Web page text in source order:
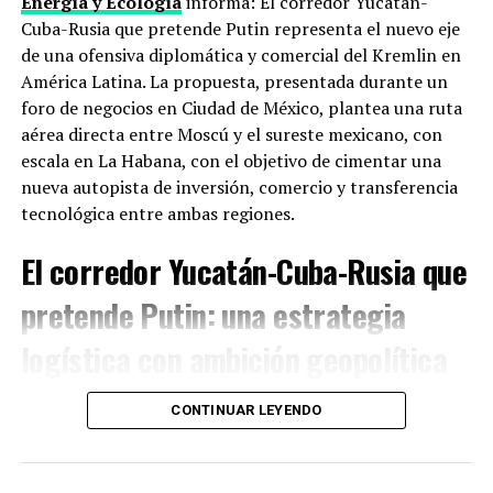
ciberseguridad, antes de que esa carrera se salga de
control sin reglas ni frenos.
Taiwán e Irán
Dos puntos donde ceder duele. China exige que Estados
Unidos recorte su apoyo político y militar a la
Isla de
Taiwán , que Pekín considera parte de su territorio.
Washington usa ese apoyo como palanca. En paralelo,
Trump busca que China no compense las sanciones
contraIrán ni le provea cobertura financiera, algo que
Pekín no quiere conceder sin obtener algo a cambio.
reuniones
Los analistas manejan tres escenarios. Lo más probable:
reapertura de canales de comunicación entre equipos
Cuba-Rusia que pretende Putin representa el nuevo eje
de una ofensiva diplomática y comercial del Kremlin en
América Latina. La propuesta, presentada durante un
foro de negocios en Ciudad de México, plantea una ruta
aérea directa entre Moscú y el sureste mexicano, con
escala en La Habana, con el objetivo de cimentar una
nueva autopista de inversión, comercio y transferencia
tecnológica entre ambas regiones.
El corredor Yucatán-Cuba-Rusia que
pretende Putin: una estrategia
En un momento en que Estados Unidos intensifica su
proteccionismo, Rusia busca ampliar su presencia en el
hemisferio occidental. Según Aleksey Valkov, director
CONTINUAR LEYENDO